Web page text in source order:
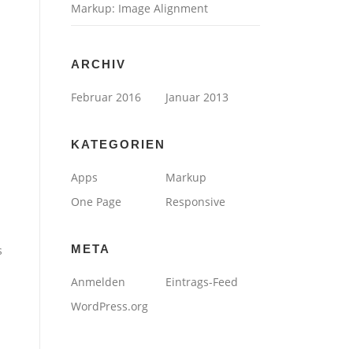
Markup: Image Alignment
ARCHIV
Februar 2016 Januar 2013
KATEGORIEN
Apps
Markup
One Page
Responsive
META
Anmelden
Eintrags-Feed
WordPress.org